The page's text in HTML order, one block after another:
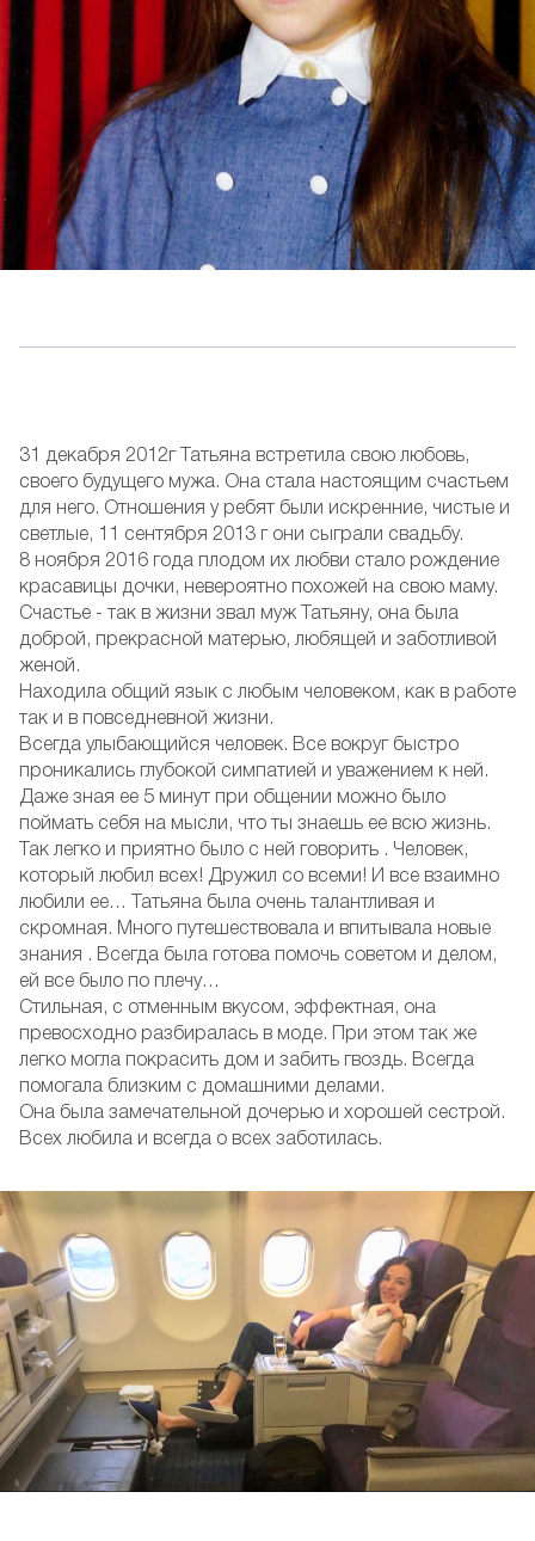
31 декабря 2012г Татьяна встретила свою любовь,
своего будущего мужа. Она стала настоящим счастьем
для него. Отношения у ребят были искренние, чистые и
светлые, 11 сентября 2013 г они сыграли свадьбу.
8 ноября 2016 года плодом их любви стало рождение
красавицы дочки, невероятно похожей на свою маму.
Счастье - так в жизни звал муж Татьяну, она была
доброй, прекрасной матерью, любящей и заботливой
женой.
Находила общий язык с любым человеком, как в работе
так и в повседневной жизни.
Всегда улыбающийся человек. Все вокруг быстро
проникались глубокой симпатией и уважением к ней.
Даже зная ее 5 минут при общении можно было
поймать себя на мысли, что ты знаешь ее всю жизнь.
Так легко и приятно было с ней говорить . Человек,
который любил всех! Дружил со всеми! И все взаимно
любили ее… Татьяна была очень талантливая и
скромная. Много путешествовала и впитывала новые
знания . Всегда была готова помочь советом и делом,
ей все было по плечу…
Стильная, с отменным вкусом, эффектная, она
превосходно разбиралась в моде. При этом так же
легко могла покрасить дом и забить гвоздь. Всегда
помогала близким с домашними делами.
Она была замечательной дочерью и хорошей сестрой.
Всех любила и всегда о всех заботилась.